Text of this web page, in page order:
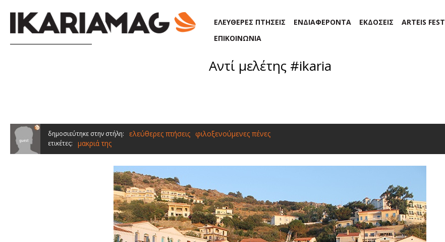
ΕΛΕΥΘΕΡΕΣ ΠΤΗΣΕΙΣ ΕΝΔΙΑΦΕΡΟΝΤΑ ΕΚΔΟΣΕΙΣ ARTEIS FEST
ΕΠΙΚΟΙΝΩΝΙΑ
Αντί μελέτης #ikaria
δημοσιεύτηκε στην στήλη: ελεύθερες πτήσεις φιλοξενούμενες πένες
ετικέτες: μακριά της